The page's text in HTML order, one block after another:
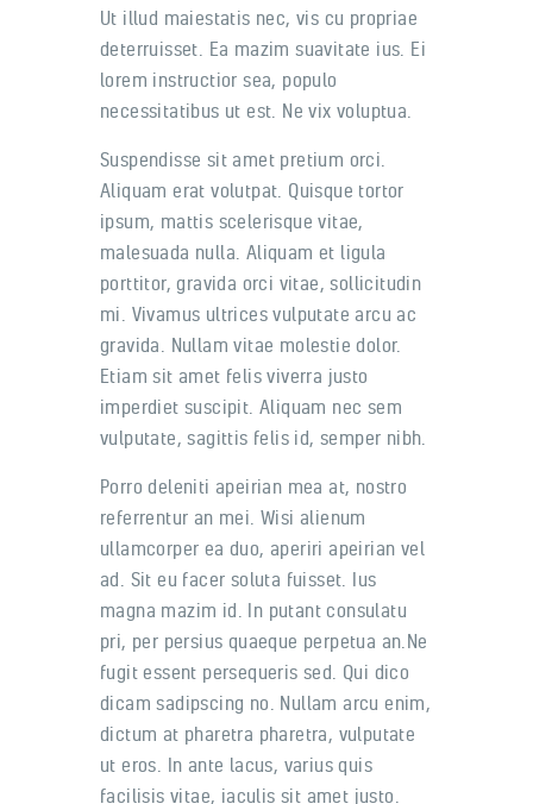
Ut illud maiestatis nec, vis cu propriae
deterruisset. Ea mazim suavitate ius. Ei
lorem instructior sea, populo
necessitatibus ut est. Ne vix voluptua.
Suspendisse sit amet pretium orci.
Aliquam erat volutpat. Quisque tortor
ipsum, mattis scelerisque vitae,
malesuada nulla. Aliquam et ligula
porttitor, gravida orci vitae, sollicitudin
mi. Vivamus ultrices vulputate arcu ac
gravida. Nullam vitae molestie dolor.
Etiam sit amet felis viverra justo
imperdiet suscipit. Aliquam nec sem
vulputate, sagittis felis id, semper nibh.
Porro deleniti apeirian mea at, nostro
referrentur an mei. Wisi alienum
ullamcorper ea duo, aperiri apeirian vel
ad. Sit eu facer soluta fuisset. Ius
magna mazim id. In putant consulatu
pri, per persius quaeque perpetua an.Ne
fugit essent persequeris sed. Qui dico
dicam sadipscing no. Nullam arcu enim,
dictum at pharetra pharetra, vulputate
ut eros. In ante lacus, varius quis
facilisis vitae, iaculis sit amet justo.